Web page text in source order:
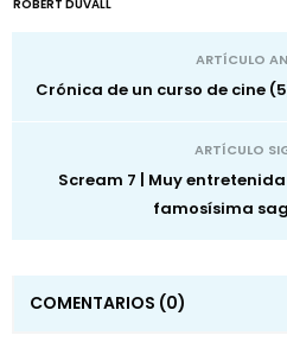
ROBERT DUVALL
ARTÍCULO
Crónica de un curso de cine
ARTÍCULO
Scream 7 | Muy
famosísima
COMENTARIOS (0)